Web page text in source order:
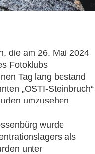
die am 26. Mai 2024
Fotoklubs
Tag lang bestand
„OSTI-Steinbruch“
umzusehen.
wurde
als
unter